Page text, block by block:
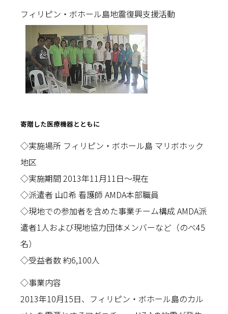
フィリピン・ボホール島地震復興支援活動
寄贈した医療機器とともに
◇実施場所 フィリピン・ボホール島 マリボホック
地区
◇実施期間 2013年11月11日〜現在
◇派遣者 山希 看護師 AMDA本部職員
◇現地での参加者を含めた事業チーム構成 AMDA派
遣者1人および現地協力団体メンバーなど（のべ45
名）
◇受益者数 約6,100人
◇事業内容
2013年10月15日、フィリピン・ボホール島のカル